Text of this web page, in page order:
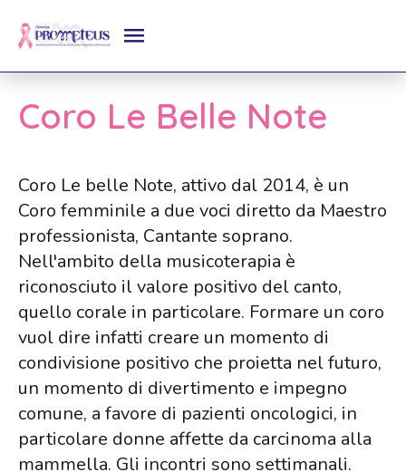
Coro Le Belle Note
Coro Le belle Note, attivo dal 2014, è un
Coro femminile a due voci diretto da Maestro
professionista, Cantante soprano.
Nell'ambito della musicoterapia è
riconosciuto il valore positivo del canto,
quello corale in particolare. Formare un coro
vuol dire infatti creare un momento di
condivisione positivo che proietta nel futuro,
un momento di divertimento e impegno
comune, a favore di pazienti oncologici, in
particolare donne affette da carcinoma alla
mammella. Gli incontri sono settimanali.